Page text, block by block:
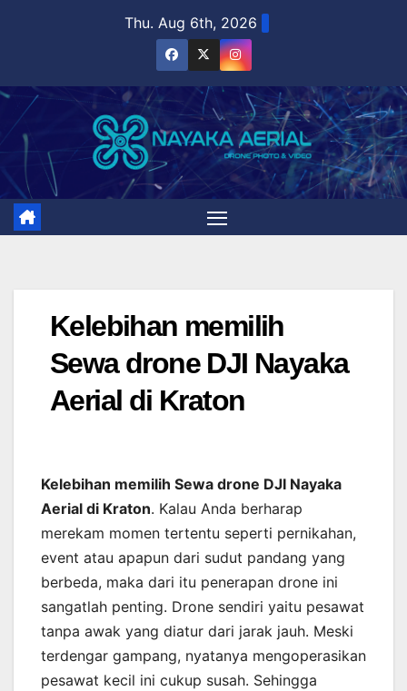
Thu. Aug 6th, 2026
Kelebihan memilih
Sewa drone DJI Nayaka
Aerial di Kraton
Kelebihan memilih Sewa drone DJI Nayaka
Aerial di Kraton. Kalau Anda berharap
merekam momen tertentu seperti pernikahan,
event atau apapun dari sudut pandang yang
berbeda, maka dari itu penerapan drone ini
sangatlah penting. Drone sendiri yaitu pesawat
tanpa awak yang diatur dari jarak jauh. Meski
terdengar gampang, nyatanya mengoperasikan
pesawat kecil ini cukup susah. Sehingga